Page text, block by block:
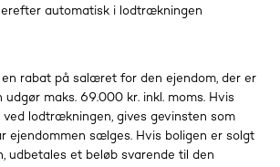
automatisk i lodtrækningen
rabat på salæret for den ejendom, der er
udgør maks. 69.000 kr. inkl. moms. Hvis
ved lodtrækningen, gives gevinsten som
ejendommen sælges. Hvis boligen er solgt
udbetales et beløb svarende til den